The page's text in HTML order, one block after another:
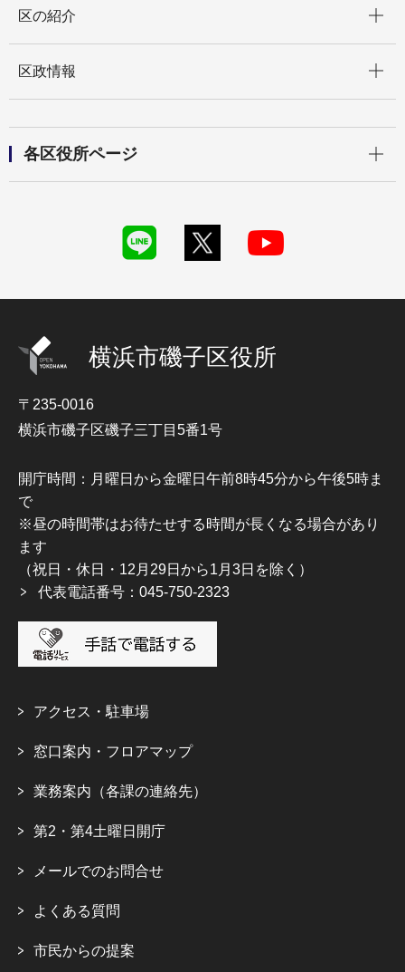
区の紹介
区政情報
各区役所ページ
横浜市磯子区役所
〒235-0016
横浜市磯子区磯子三丁目5番1号
開庁時間：月曜日から金曜日午前8時45分から午後5時ま
で
※昼の時間帯はお待たせする時間が長くなる場合があり
ます
（祝日・休日・12月29日から1月3日を除く）
代表電話番号：045-750-2323
アクセス・駐車場
窓口案内・フロアマップ
業務案内（各課の連絡先）
第2・第4土曜日開庁
メールでのお問合せ
よくある質問
市民からの提案